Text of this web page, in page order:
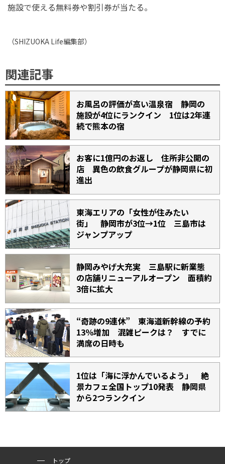
施設で使える無料券や割引券が当たる。
（SHIZUOKA Life編集部）
関連記事
お風呂の評価が高い温泉宿 静岡の
施設が4位にランクイン 1位は2年連
続で熊本の宿
お客に1億円のお返し 住所非公開の
店 異色の飲食グループが静岡県に初
進出
東海エリアの「女性が住みたい
街」 静岡市が3位→1位 三島市は
ジャンプアップ
静岡みやげ大充実 三島駅に新業態
の店舗リニューアルオープン 面積約
3倍に拡大
“奇跡の9連休” 東海道新幹線の予約
13％増加 混雑ピークは？ すでに
満席の日時も
1位は「海に浮かんでいるよう」 絶
景カフェ全国トップ10発表 静岡県
から2つランクイン
トップ